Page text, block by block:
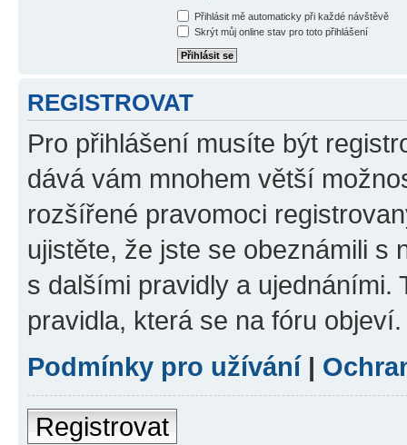
Přihlásit mě automaticky při každé návštěvě
Skrýt můj online stav pro toto přihlášení
REGISTROVAT
Pro přihlášení musíte být
dává vám mnohem větší
rozšířené pravomoci
ujistěte, že jste se obeznámili s
s dalšími pravidly a ujednáními.
pravidla, která se na fóru objeví.
Podmínky pro užívání |
Registrovat